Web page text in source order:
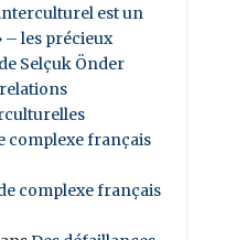
est un
les précieux
Selçuk Önder
complexe français
complexe français